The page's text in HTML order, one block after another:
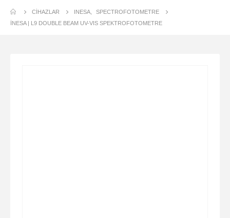
CIHAZLAR INESA
SPECTROFOTOMETRE
İNESA | L9 DOUBLE BEAM UV-VIS SPEKTROFOTOMETRE